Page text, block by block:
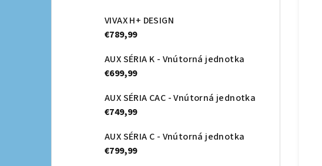
VIVAX H+ DESIGN
€789,99
AUX SÉRIA K - Vnútorná jednotka
€699,99
AUX SÉRIA CAC - Vnútorná jednotka
€749,99
AUX SÉRIA C - Vnútorná jednotka
€799,99